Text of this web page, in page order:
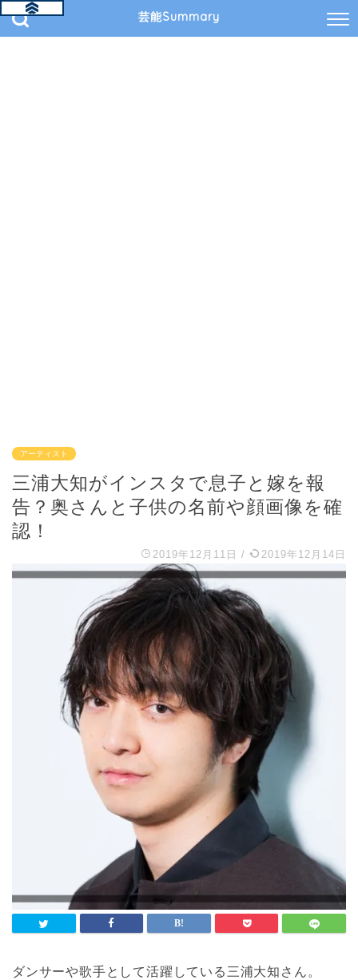
芸能Summary
アーティスト
三浦大知がインスタで息子と嫁を報
告？奥さんと子供の名前や顔画像を確
認！
2019年12月11日 / 2019年12月14日
ダンサーや歌手として活躍している三浦大知さん。